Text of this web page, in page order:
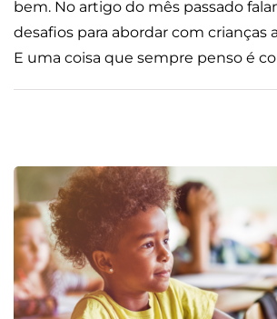
bem. No artigo do mês passado
desafios para abordar com crianças
E uma coisa que sempre penso é